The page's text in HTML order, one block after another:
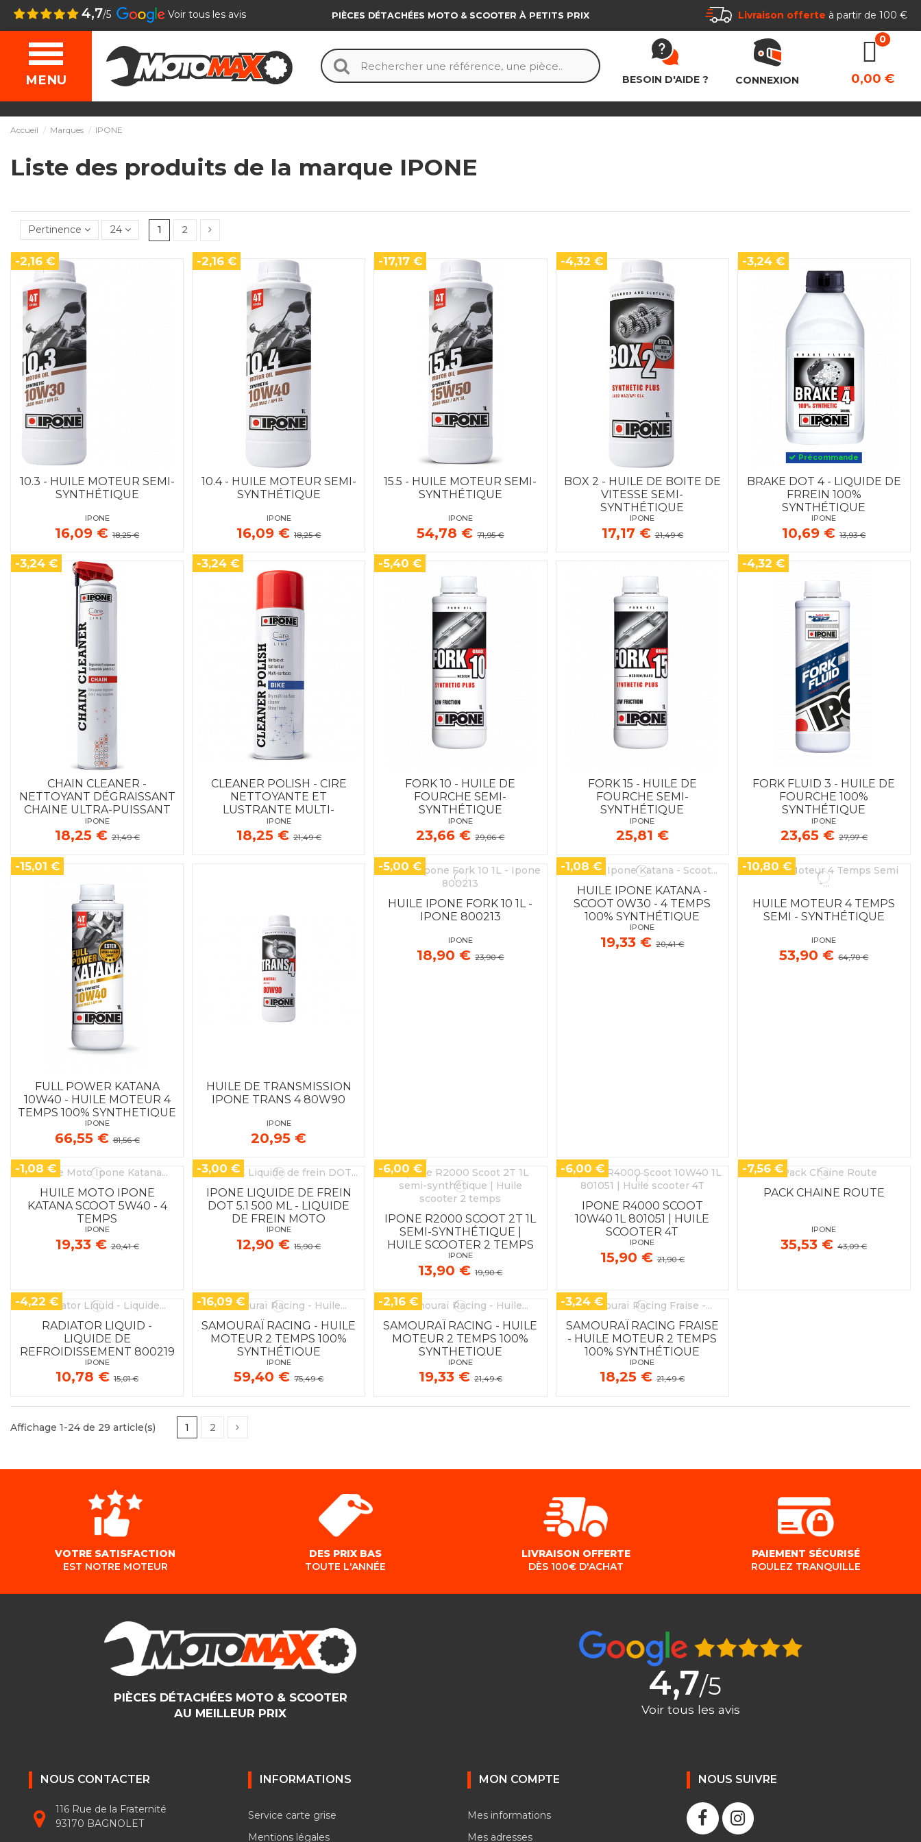
4,7/5 Voir tous les avis PIÈCES DÉTACHÉES MOTO & SCOOTER À PETITS PRIX Livraison offerte à partir de 100 €
MENU BESOIN D'AIDE ? CONNEXION 0,00 €
Accueil Marques IPONE
Liste des produits de la marque IPONE
Pertinence 24 1 2
-2,16 €
10.3 - HUILE MOTEUR SEMI-
SYNTHÉTIQUE
IPONE
16,09 €18,25 €
-2,16 €
10.4 - HUILE MOTEUR SEMI-
SYNTHÉTIQUE
IPONE
16,09 €18,25 €
-17,17 €
15.5 - HUILE MOTEUR SEMI-
SYNTHÉTIQUE
IPONE
54,78 €71,95 €
-4,32 €
BOX 2 - HUILE DE BOITE DE
VITESSE SEMI-
SYNTHÉTIQUE
IPONE
17,17 €21,49 €
-3,24 €
Précommande
BRAKE DOT 4 - LIQUIDE DE
FRREIN 100%
SYNTHÉTIQUE
IPONE
10,69 €13,93 €
-3,24 €
CHAIN CLEANER -
NETTOYANT DÉGRAISSANT
CHAINE ULTRA-PUISSANT
IPONE
18,25 €21,49 €
-3,24 €
CLEANER POLISH - CIRE
NETTOYANTE ET
LUSTRANTE MULTI-
SURFACES
IPONE
18,25 €21,49 €
-5,40 €
FORK 10 - HUILE DE
FOURCHE SEMI-
SYNTHÉTIQUE
IPONE
23,66 €29,06 €
FORK 15 - HUILE DE
FOURCHE SEMI-
SYNTHÉTIQUE
IPONE
25,81 €
-4,32 €
FORK FLUID 3 - HUILE DE
FOURCHE 100%
SYNTHÉTIQUE
IPONE
23,65 €27,97 €
-15,01 €
FULL POWER KATANA
10W40 - HUILE MOTEUR 4
TEMPS 100% SYNTHETIQUE
IPONE
66,55 €81,56 €
HUILE DE TRANSMISSION
IPONE TRANS 4 80W90
IPONE
20,95 €
-5,00 €
HUILE IPONE FORK 10 1L -
IPONE 800213
IPONE
18,90 €23,90 €
-1,08 €
HUILE IPONE KATANA -
SCOOT 0W30 - 4 TEMPS
100% SYNTHÉTIQUE
IPONE
19,33 €20,41 €
-10,80 €
HUILE MOTEUR 4 TEMPS
SEMI - SYNTHÉTIQUE
IPONE
53,90 €64,70 €
-1,08 €
HUILE MOTO IPONE
KATANA SCOOT 5W40 - 4
TEMPS
IPONE
19,33 €20,41 €
-3,00 €
IPONE LIQUIDE DE FREIN
DOT 5.1 500 ML - LIQUIDE
DE FREIN MOTO
IPONE
12,90 €15,90 €
-6,00 €
IPONE R2000 SCOOT 2T 1L
SEMI-SYNTHÉTIQUE |
HUILE SCOOTER 2 TEMPS
IPONE
13,90 €19,90 €
-6,00 €
IPONE R4000 SCOOT
10W40 1L 801051 | HUILE
SCOOTER 4T
IPONE
15,90 €21,90 €
-7,56 €
PACK CHAINE ROUTE
IPONE
35,53 €43,09 €
-4,22 €
RADIATOR LIQUID -
LIQUIDE DE
REFROIDISSEMENT 800219
IPONE
10,78 €15,01 €
-16,09 €
SAMOURAÏ RACING - HUILE
MOTEUR 2 TEMPS 100%
SYNTHÉTIQUE
IPONE
59,40 €75,49 €
-2,16 €
SAMOURAÏ RACING - HUILE
MOTEUR 2 TEMPS 100%
SYNTHETIQUE
IPONE
19,33 € 21,49 €
-3,24 €
SAMOURAÏ RACING FRAISE
- HUILE MOTEUR 2 TEMPS
100% SYNTHÉTIQUE
IPONE
18,25 €21,49 €
Affichage 1-24 de 29 article(s) 1 2
VOTRE SATISFACTION
EST NOTRE MOTEUR
DES PRIX BAS
TOUTE L'ANNÉE
LIVRAISON OFFERTE
DÈS 100€ D'ACHAT
PAIEMENT SÉCURISÉ
ROULEZ TRANQUILLE
PIÈCES DÉTACHÉES MOTO & SCOOTER
AU MEILLEUR PRIX
4,7/5
Voir tous les avis
NOUS CONTACTER
116 Rue de la Fraternité
93170 BAGNOLET
INFORMATIONS
Service carte grise
Mentions légales
MON COMPTE
Mes informations
Mes adresses
NOUS SUIVRE